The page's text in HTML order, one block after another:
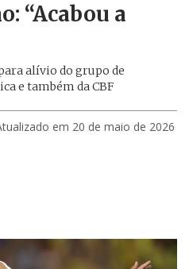
“Acabou a
alívio do grupo de
e também da CBF
em 20 de maio de 2026